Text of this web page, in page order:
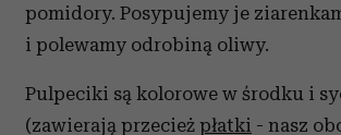
pomidory. Posypujemy je
i polewamy odrobiną oliwy.
Pulpeciki są kolorowe w środku i
(zawierają przecież płatki - nasz